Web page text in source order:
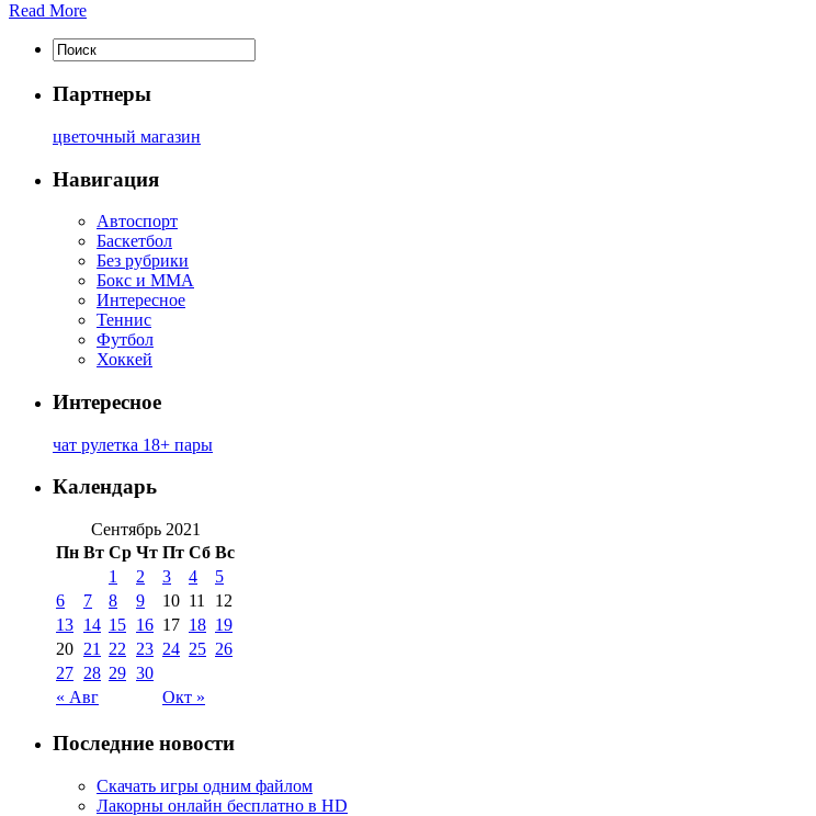
Read More
Партнеры
цветочный магазин
Навигация
Автоспорт
Баскетбол
Без рубрики
Бокс и ММА
Интересное
Теннис
Футбол
Хоккей
Интересное
чат рулетка 18+ пары
Календарь
Сентябрь 2021
Пн Вт Ср Чт Пт Сб Вс
« Авг Окт »
1 2 3 4
5
6
7 8 9 10 11
12
13 14 15 16 17 18 19
20 21 22 23 24 25 26
27 28 29 30
Последние новости
Скачать игры одним файлом
Лакорны онлайн бесплатно в HD